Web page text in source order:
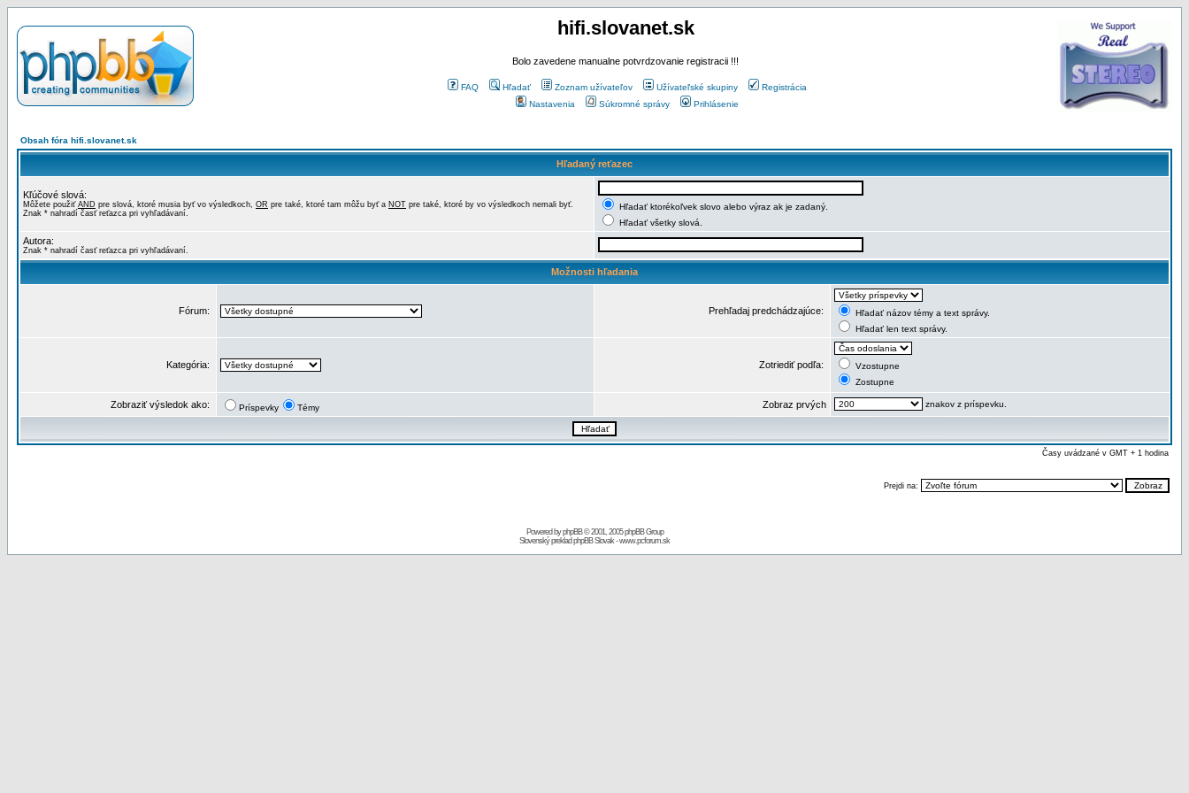
hifi.slovanet.sk
Bolo zavedene manualne potvrdzovanie registracii !!!
FAQ Hľadať Zoznam užívateľov Užívateľské skupiny
Registrácia
Nastavenia
Súkromné správy Prihlásenie
Obsah fóra hifi.slovanet.sk
Hľadaný reťazec
Kľúčové slová:
Môžete použiť AND pre slová, ktoré musia byť vo výsledkoch, OR pre také, ktoré tam môžu byť a NOT pre také, ktoré by vo výsledkoch nemali byť.
Znak * nahradí časť reťazca pri vyhľadávaní.
Hľadať ktorékoľvek slovo alebo výraz ak je zadaný.
Hľadať všetky slová.
Autora:
Znak * nahradí časť reťazca pri vyhľadávaní.
Možnosti hľadania
Fórum: Prehľadaj predchádzajúce:
Hľadať názov témy a text správy.
Hľadať len text správy.
Kategória: Zotriediť podľa:
Vzostupne
Zostupne
Zobraziť výsledok ako: Príspevky Témy Zobraz prvých znakov z príspevku.
Časy uvádzané v GMT + 1 hodina
Prejdi na:
Powered byphpBB© 2001, 2005 phpBB Group
Slovenský preklad phpBB Slovak-www.pcforum.sk